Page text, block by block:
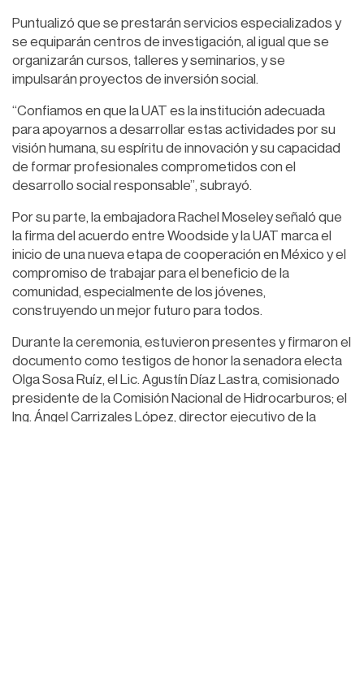
Puntualizó que se prestarán servicios especializados y
se equiparán centros de investigación, al igual que se
organizarán cursos, talleres y seminarios, y se
impulsarán proyectos de inversión social.
“Confiamos en que la UAT es la institución adecuada
para apoyarnos a desarrollar estas actividades por su
visión humana, su espíritu de innovación y su capacidad
de formar profesionales comprometidos con el
desarrollo social responsable”, subrayó.
Por su parte, la embajadora Rachel Moseley señaló que
la firma del acuerdo entre Woodside y la UAT marca el
inicio de una nueva etapa de cooperación en México y el
compromiso de trabajar para el beneficio de la
comunidad, especialmente de los jóvenes,
construyendo un mejor futuro para todos.
Durante la ceremonia, estuvieron presentes y firmaron el
documento como testigos de honor la senadora electa
Olga Sosa Ruíz, el Lic. Agustín Díaz Lastra, comisionado
presidente de la Comisión Nacional de Hidrocarburos; el
Ing. Ángel Carrizales López, director ejecutivo de la